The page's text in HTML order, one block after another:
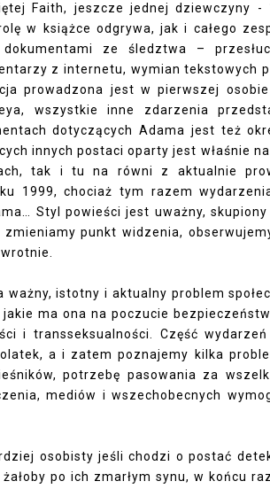
Faith, jeszcze jednej dziewczyny
w książce odgrywa, jak i całego
ze śledztwa –
z internetu, wymian tekstowych
prowadzona jest w pierwszej
wszystkie inne zdarzenia
dotyczących Adama jest też
innych postaci oparty jest właśnie
tak i tu na równi z aktualnie
1999, chociaż tym razem
Styl powieści jest uważny,
punkt widzenia,
ważny, istotny i aktualny problem
ma ona na poczucie
i transseksualności. Część
a i zatem poznajemy kilka
potrzebę pasowania za
mediów i wszechobecnych
osobisty jeśli chodzi o postać
po ich zmarłym synu, w końcu